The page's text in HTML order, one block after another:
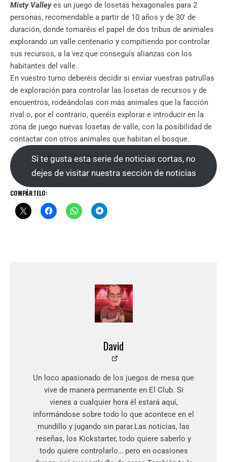
Misty Valleyes un juego de losetas hexagonales para 2
personas, recomendable a partir de 10 años y de 30′ de
duración, donde tomaréis el papel de dos tribus de animales
explorando un valle centenario y compitiendo por controlar
sus recursos, a la vez que conseguís alianzas con los
habitantes del valle.
En vuestro turno deberéis decidir si enviar vuestras patrullas
de exploración para controlar las losetas de recursos y de
encuentros, rodeándolas con más animales que la facción
rival o, por el contrario, queréis explorar e introducir en la
zona de juego nuevas losetas de valle, con la posibilidad de
contactar con otros animales que habitan el bosque.
Si te gusta esta serie de noticias cortas, no
dejes de visitar nuestra sección de noticias
COMPÁRTELO:
David
Un loco apasionado de los juegos de mesa que
vive de manera permanente en El Club. Si
vienes a cualquier hora él estará aquí,
informándose sobre todo lo que acontece en el
mundillo y jugando sin parar.Las noticias, las
reseñas, los Kickstarter, todo quiere saberlo y
todo quiere controlarlo… pero en ocasiones